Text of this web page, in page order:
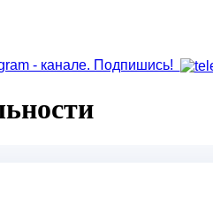
- канале. Подпишись!